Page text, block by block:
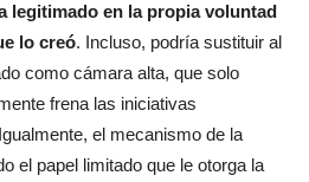
legitimado en la propia voluntad
lo creó. Incluso, podría sustituir al
como cámara alta, que solo
frena las iniciativas
el mecanismo de la
el papel limitado que le otorga la